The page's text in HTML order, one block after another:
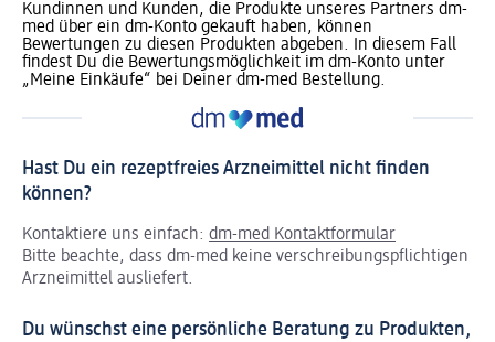
Kundinnen und Kunden, die Produkte unseres Partners dm-
med über ein dm-Konto gekauft haben, können
Bewertungen zu diesen Produkten abgeben. In diesem Fall
findest Du die Bewertungsmöglichkeit im dm-Konto unter
„Meine Einkäufe“ bei Deiner dm-med Bestellung.
Hast Du ein rezeptfreies Arzneimittel nicht finden
können?
Kontaktiere uns einfach: dm-med Kontaktformular
Bitte beachte, dass dm-med keine verschreibungspflichtigen
Arzneimittel ausliefert.
Du wünschst eine persönliche Beratung zu Produkten,